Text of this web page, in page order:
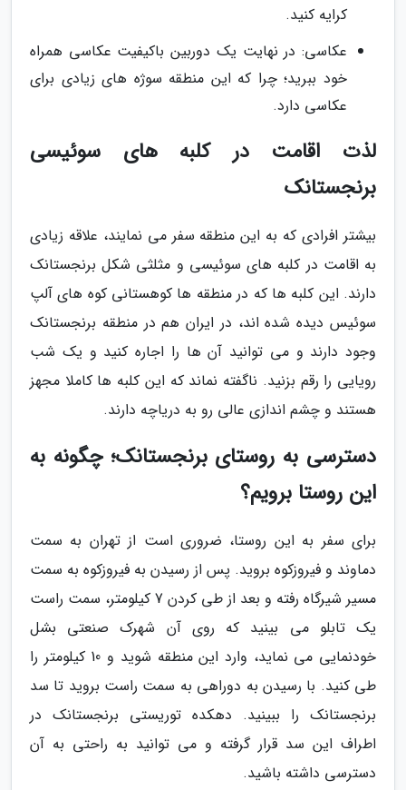
کرایه کنید.
عکاسی: در نهایت یک دوربین باکیفیت عکاسی همراه
خود ببرید؛ چرا که این منطقه سوژه های زیادی برای
عکاسی دارد.
لذت اقامت در کلبه های سوئیسی
برنجستانک
بیشتر افرادی که به این منطقه سفر می نمایند، علاقه زیادی
به اقامت در کلبه های سوئیسی و مثلثی شکل برنجستانک
دارند. این کلبه ها که در منطقه ها کوهستانی کوه های آلپ
سوئیس دیده شده اند، در ایران هم در منطقه برنجستانک
وجود دارند و می توانید آن ها را اجاره کنید و یک شب
رویایی را رقم بزنید. ناگفته نماند که این کلبه ها کاملا مجهز
هستند و چشم اندازی عالی رو به دریاچه دارند.
دسترسی به روستای برنجستانک؛ چگونه به
این روستا برویم؟
برای سفر به این روستا، ضروری است از تهران به سمت
دماوند و فیروزکوه بروید. پس از رسیدن به فیروزکوه به سمت
مسیر شیرگاه رفته و بعد از طی کردن 7 کیلومتر، سمت راست
یک تابلو می بینید که روی آن شهرک صنعتی بشل
خودنمایی می نماید، وارد این منطقه شوید و 10 کیلومتر را
طی کنید. با رسیدن به دوراهی به سمت راست بروید تا سد
برنجستانک را ببینید. دهکده توریستی برنجستانک در
اطراف این سد قرار گرفته و می توانید به راحتی به آن
دسترسی داشته باشید.